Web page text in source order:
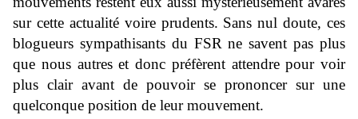
sur cette actualité voire prudents. Sans nul doute, ces
blogueurs sympathisants du FSR ne savent pas plus
que nous autres et donc préfèrent attendre pour voir
plus clair avant de pouvoir se prononcer sur une
quelconque position de leur mouvement.